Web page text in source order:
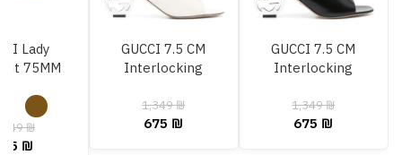
GUCCI 7.5 CM
Interlocking
1,349₪
675 ₪
GUCCI 7.5 CM
Interlocking
1,349₪
675 ₪
Lady
75MM
₪
₪